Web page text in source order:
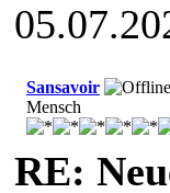
Sansavoir
Mensch
RE: